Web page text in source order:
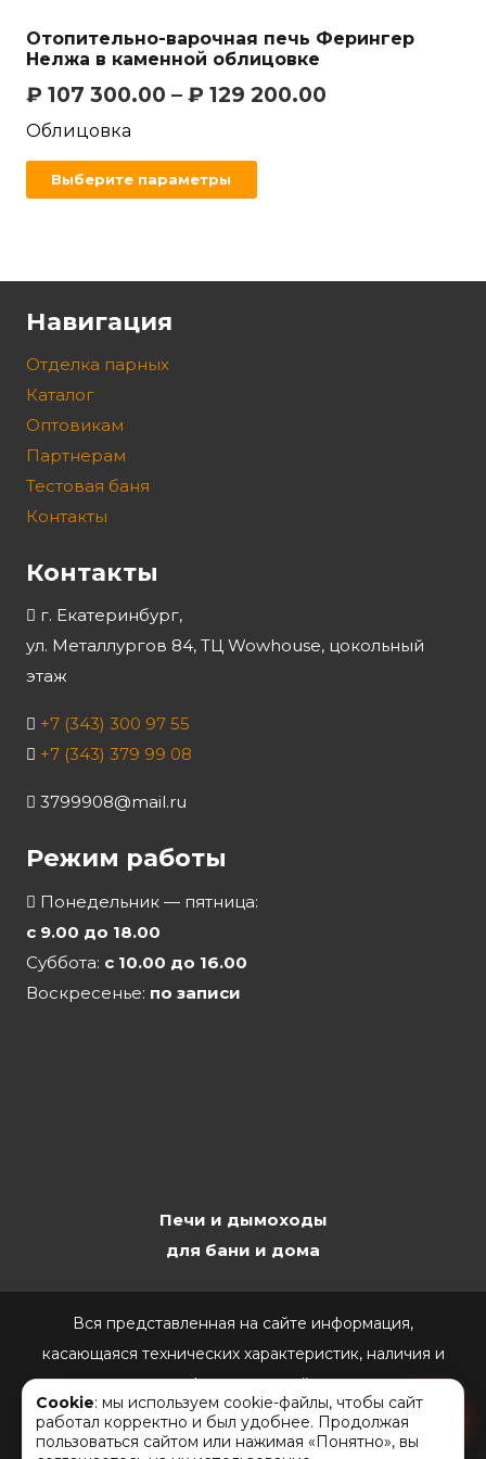
Отопительно-варочная печь Ферингер
Нелжа в каменной облицовке
₽ 107 300.00 – ₽ 129 200.00
Облицовка
Выберите параметры
Навигация
Отделка парных
Каталог
Оптовикам
Партнерам
Тестовая баня
Контакты
Контакты
г. Екатеринбург,
ул. Металлургов 84, ТЦ Wowhouse, цокольный
этаж
+7 (343) 300 97 55
+7 (343) 379 99 08
3799908@mail.ru
Режим работы
Понедельник — пятница:
с 9.00 до 18.00
Суббота: с 10.00 до 16.00
Воскресенье: по записи
Печи и дымоходы
для бани и дома
Вся представленная на сайте информация,
касающаяся технических характеристик, наличия и
стоимости, носит информационный характер и ни при
каких условиях не является публичной офертой,
определяемой положениями Статьи 437(2)
Cookie: мы используем cookie-файлы, чтобы сайт
работал корректно и был удобнее. Продолжая
пользоваться сайтом или нажимая «Понятно», вы